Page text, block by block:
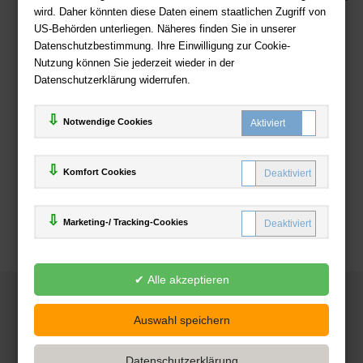
wird. Daher könnten diese Daten einem staatlichen Zugriff von
US-Behörden unterliegen. Näheres finden Sie in unserer
Datenschutzbestimmung. Ihre Einwilligung zur Cookie-
Nutzung können Sie jederzeit wieder in der
Datenschutzerklärung widerrufen.
Notwendige Cookies
Komfort Cookies
Marketing-/ Tracking-Cookies
Zahlweisen
Deutsche-Buchhandlung.de
www.deutsche-buchhandlung.de ist ein Angebot der
Handelsgesellschaft mbH
Powered by Inooga